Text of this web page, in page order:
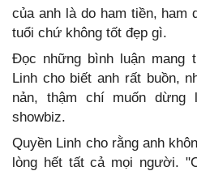
của anh là do ham tiền, ham
tuổi chứ không tốt đẹp gì.
Đọc những bình luận mang
Linh cho biết anh rất buồn,
nản, thậm chí muốn dừng
showbiz.
Quyền Linh cho rằng anh
lòng hết tất cả mọi người.